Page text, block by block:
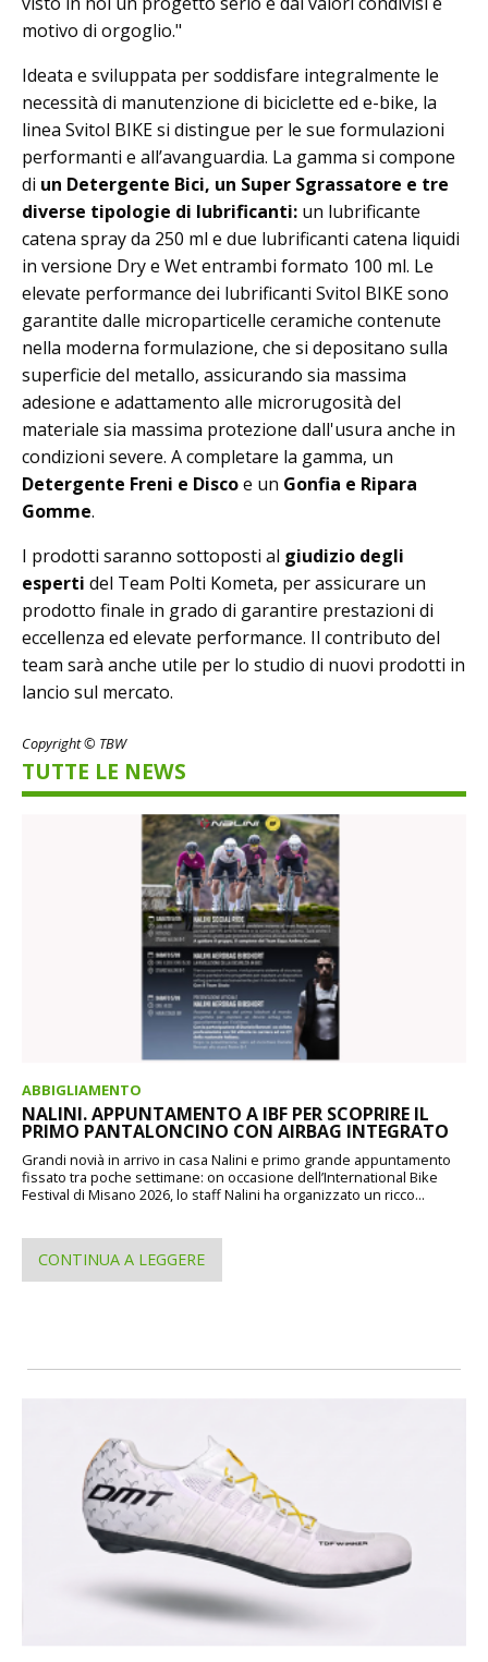
motivo di orgoglio."
Ideata e sviluppata per soddisfare integralmente le
necessità di manutenzione di biciclette ed e-bike, la
linea Svitol BIKE si distingue per le sue formulazioni
performanti e all’avanguardia. La gamma si compone
di un Detergente Bici, un Super Sgrassatore e tre
diverse tipologie di lubrificanti: un lubrificante
catena spray da 250 ml e due lubrificanti catena liquidi
in versione Dry e Wet entrambi formato 100 ml. Le
elevate performance dei lubrificanti Svitol BIKE sono
garantite dalle microparticelle ceramiche contenute
nella moderna formulazione, che si depositano sulla
superficie del metallo, assicurando sia massima
adesione e adattamento alle microrugosità del
materiale sia massima protezione dall'usura anche in
condizioni severe. A completare la gamma, un
Detergente Freni e Discoe un Gonfia e Ripara
Gomme.
I prodotti saranno sottoposti al giudizio degli
esperti del Team Polti Kometa, per assicurare un
prodotto finale in grado di garantire prestazioni di
eccellenza ed elevate performance. Il contributo del
team sarà anche utile per lo studio di nuovi prodotti in
lancio sul mercato.
Copyright © TBW
TUTTE LE NEWS
ABBIGLIAMENTO
NALINI. APPUNTAMENTO A IBF PER SCOPRIRE IL
PRIMO PANTALONCINO CON AIRBAG INTEGRATO
Grandi novià in arrivo in casa Nalini e primo grande appuntamento
fissato tra poche settimane: on occasione dell’International Bike
Festival di Misano 2026, lo staff Nalini ha organizzato un ricco...
CONTINUA A LEGGERE